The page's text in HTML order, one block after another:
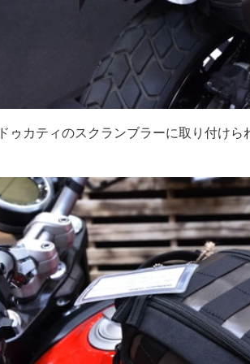
ドゥカティのスクランブラーに取り付け